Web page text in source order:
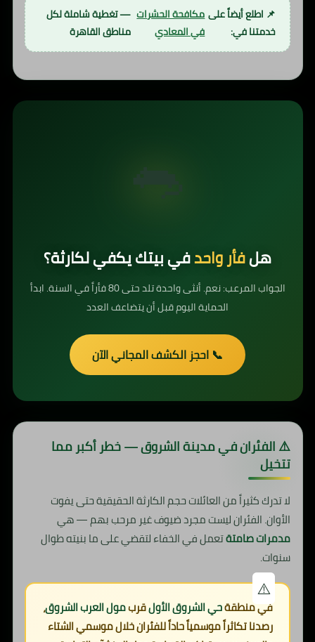
📌 اطلع أيضاً على
خدمتنا في:
مكافحة الحشرات
في المعادي
— تغطية شاملة لكل
مناطق القاهرة
🐀
هلفأر واحدفي بيتك يكفي لكارثة؟
الجواب المرعب: نعم. أنثى واحدة تلد حتى 80 فأراً في السنة. ابدأ
الحماية اليوم قبل أن يتضاعف العدد
📞 احجز الكشف المجاني الآن
⚠️ الفئران في مدينة الشروق — خطر أكبر مما
تتخيل
لا تدرك كثيراً من العائلات حجم الكارثة الحقيقية حتى يفوت
الأوان. الفئران ليست مجرد ضيوف غير مرحب بهم — هي
مدمرات صامتةتعمل في الخفاء لتقضي على ما بنيته طوال
سنوات.
في منطقةحي الشروق الأولقربمول العرب الشروق،
رصدنا تكاثراً موسمياً حاداً للفئران خلال موسمي الشتاء